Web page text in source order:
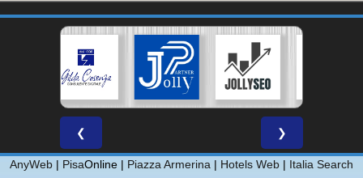
❮ ❯
AnyWeb | PisaOnline | Piazza Armerina | Hotels Web | Italia Search